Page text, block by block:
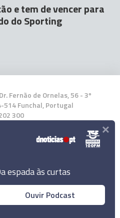
e tem de vencer para
do Sporting
Fernão de Ornelas, 56 - 3º
514 Funchal, Portugal
300
a nossa App
de Notícias, Lda.
reservados.
espada às curtas
Ouvir Podcast
×